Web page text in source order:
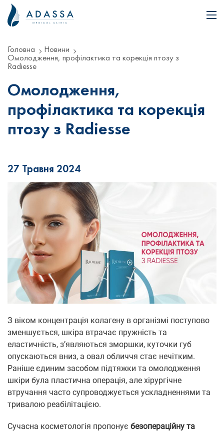
Головна
Новини
Омолодження, профілактика та корекція птозу з
Radiesse
Омолодження,
профілактика та корекція
птозу з Radiesse
27 Травня 2024
З віком концентрація колагену в організмі поступово
зменшується, шкіра втрачає пружність та
еластичність, з’являються зморшки, куточки губ
опускаються вниз, а овал обличчя стає нечітким.
Раніше єдиним засобом підтяжки та омолодження
шкіри була пластична операція, але хірургічне
втручання часто супроводжується ускладненнями та
тривалою реабілітацією.
Сучасна косметологія пропонує безопераційну та